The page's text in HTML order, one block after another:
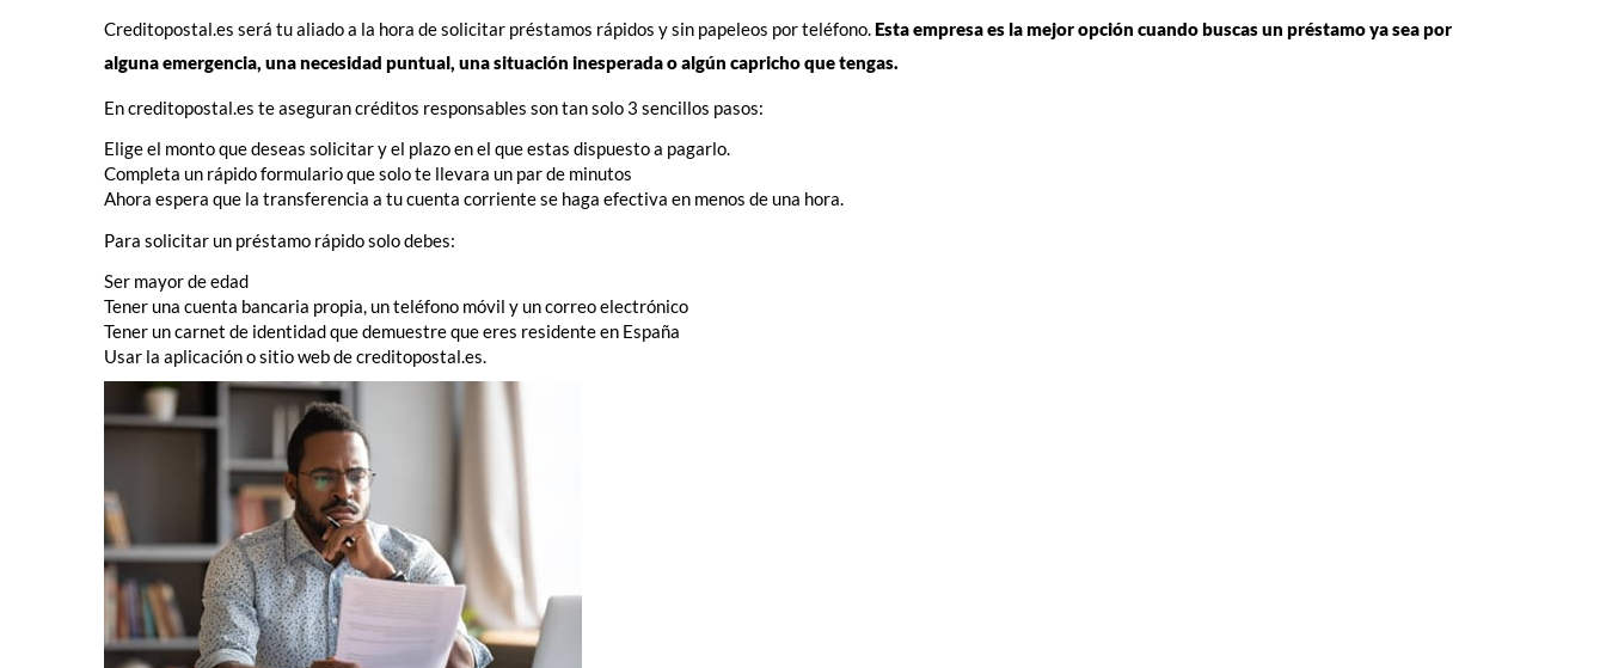
Creditopostal.es será tu aliado a la hora de solicitar préstamos rápidos y sin papeleos por teléfono.Esta empresa es la mejor opción cuando buscas un préstamo ya sea por
alguna emergencia, una necesidad puntual, una situación inesperada o algún capricho que tengas.
En creditopostal.es te aseguran créditos responsables son tan solo 3 sencillos pasos:
Elige el monto que deseas solicitar y el plazo en el que estas dispuesto a pagarlo.
Completa un rápido formulario que solo te llevara un par de minutos
Ahora espera que la transferencia a tu cuenta corriente se haga efectiva en menos de una hora.
Para solicitar un préstamo rápido solo debes:
Ser mayor de edad
Tener una cuenta bancaria propia, un teléfono móvil y un correo electrónico
Tener un carnet de identidad que demuestre que eres residente en España
Usar la aplicación o sitio web de creditopostal.es.